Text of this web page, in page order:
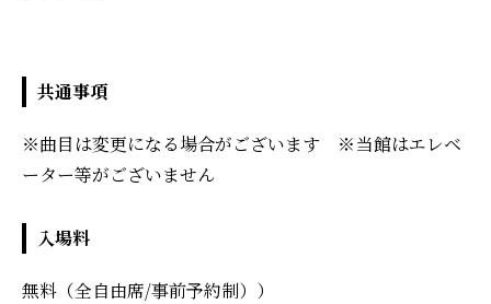
共通事項
※曲目は変更になる場合がございます ※ 当館はエレベ
ーター等がございません
入場料
無料（全自由席/事前予約制））